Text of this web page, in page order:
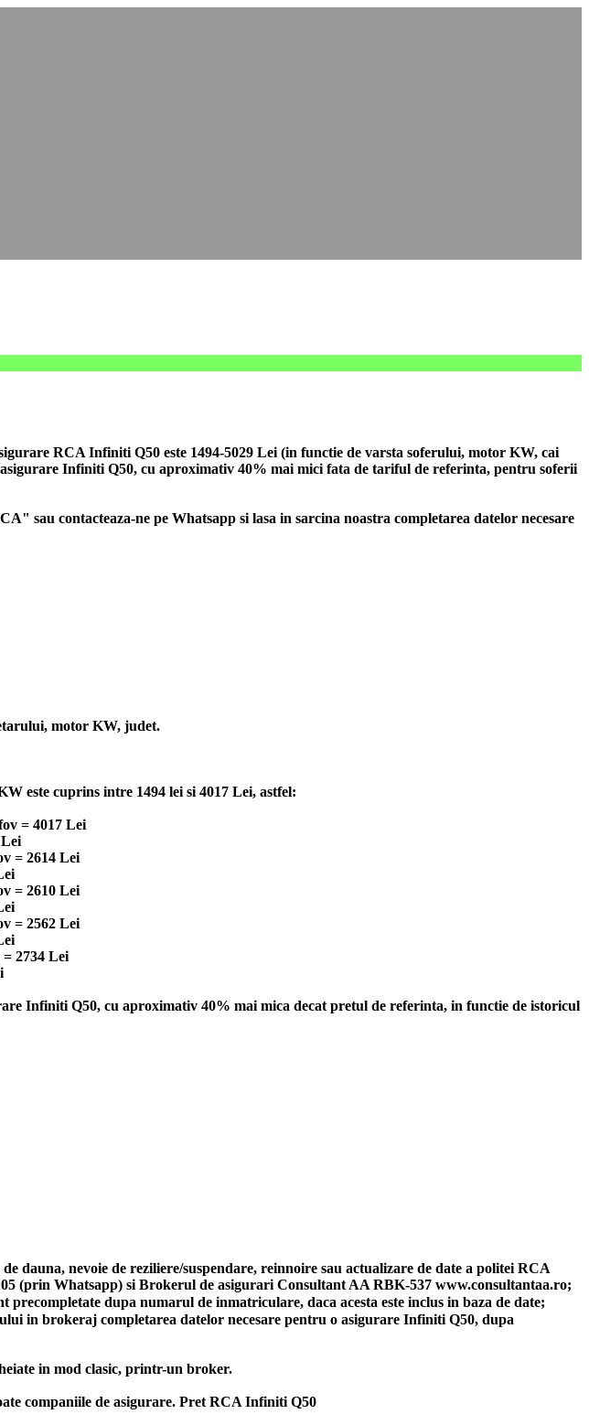
RCA Infiniti Q50 este 1494-5029 Lei (in functie de varsta soferului, motor KW, cai
Infiniti Q50, cu aproximativ 40% mai mici fata de tariful de referinta, pentru soferii
contacteaza-ne pe Whatsapp si lasa in sarcina noastra completarea datelor necesare
motor KW, judet.
este cuprins intre 1494 lei si 4017 Lei, astfel:
= 4017 Lei
= 2614 Lei
= 2610 Lei
= 2562 Lei
2734 Lei
Infiniti Q50, cu aproximativ 40% mai mica decat pretul de referinta, in functie de istoricul
dauna, nevoie de reziliere/suspendare, reinnoire sau actualizare de date a politei RCA
(prin Whatsapp) si Brokerul de asigurari Consultant AA RBK-537 www.consultantaa.ro;
dupa numarul de inmatriculare, daca acesta este inclus in baza de date;
in brokeraj completarea datelor necesare pentru o asigurare Infiniti Q50, dupa
in mod clasic, printr-un broker.
companiile de asigurare. Pret RCA Infiniti Q50